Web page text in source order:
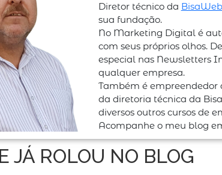
Diretor técnico da
sua fundação.
No Marketing Digital é
com seus próprios olhos.
especial nas Newsletters
qualquer empresa.
Também é empreendedor
da diretoria técnica da
diversos outros cursos de
Acompanhe o meu blog
JÁ ROLOU NO BLOG